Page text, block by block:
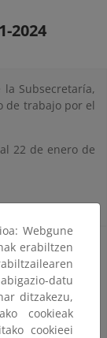
2024
Subsecretaría,
de trabajo por el
22 de enero de
2023, de la
la provisión de
Webgune
erabiltzen
datu
ditzakezu,
cookieak
cookieei